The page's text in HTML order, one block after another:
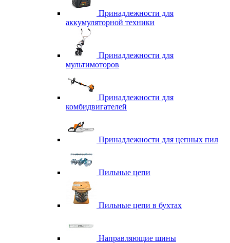
Принадлежности для
аккумуляторной техники
Принадлежности для
мультимоторов
Принадлежности для
комбидвигателей
Принадлежности для цепных пил
Пильные цепи
Пильные цепи в бухтах
Направляющие шины